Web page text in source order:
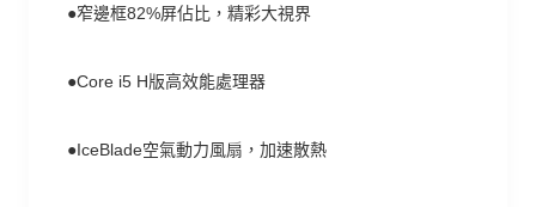
●窄邊框82%屏佔比，精彩大視界
●Core i5 H版高效能處理器
●IceBlade空氣動力風扇，加速散熱